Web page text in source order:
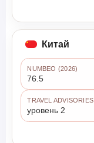
Китай
NUMBEO (2026)
76.5
TRAVEL ADVISORIES
уровень 2